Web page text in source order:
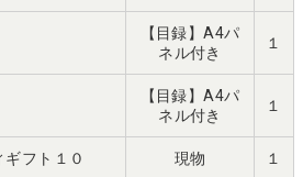
【目録】A4パ
ネル付き
１
【目録】A4パ
ネル付き
１
フト１０ 現物 １